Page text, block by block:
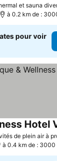
et sauna
à 0.2 km de :
pour voir
de plein air à
Hotel
à 0.4 km de : 3000